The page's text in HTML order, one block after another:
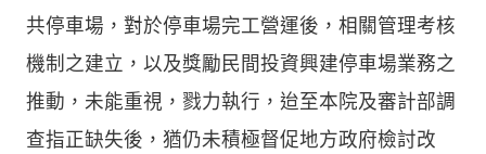
共停車場，對於停車場完工營運後，相關管理考核
機制之建立，以及獎勵民間投資興建停車場業務之
推動，未能重視，戮力執行，迨至本院及審計部調
查指正缺失後，猶仍未積極督促地方政府檢討改